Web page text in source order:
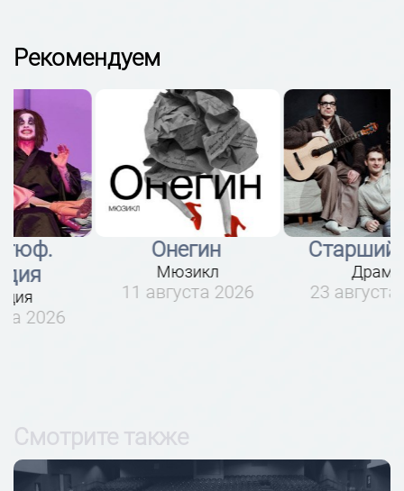
Рекомендуем
11 августа 2026
Старший сын
23 августа 2026
Смотрите также